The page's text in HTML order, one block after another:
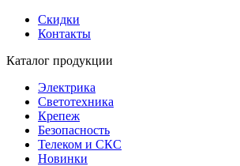
Скидки
Контакты
Каталог продукции
Электрика
Светотехника
Крепеж
Безопасность
Телеком и СКС
Новинки